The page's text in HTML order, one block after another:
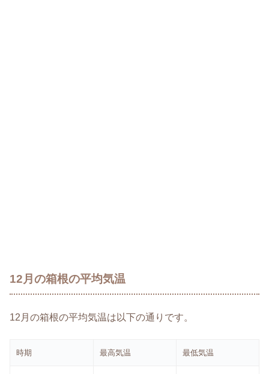
12月の箱根の平均気温
12月の箱根の平均気温は以下の通りです。
時期 最高気温 最低気温